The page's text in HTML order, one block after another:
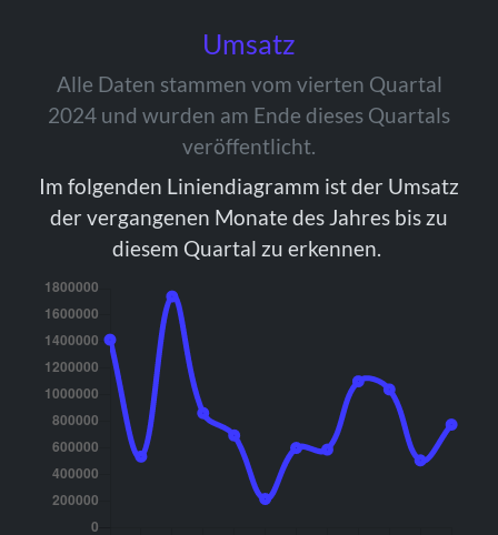
Umsatz
Alle Daten stammen vom vierten Quartal
2024 und wurden am Ende dieses Quartals
veröffentlicht.
Im folgenden Liniendiagramm ist der Umsatz
der vergangenen Monate des Jahres bis zu
diesem Quartal zu erkennen.